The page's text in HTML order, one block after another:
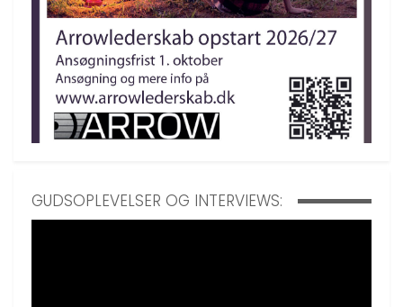
GUDSOPLEVELSER OG INTERVIEWS: